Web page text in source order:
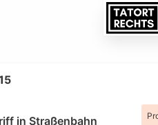
in Straßenbahn